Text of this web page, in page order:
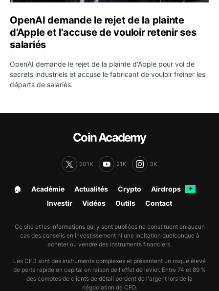
OpenAI demande le rejet de la plainte
d’Apple et l’accuse de vouloir retenir ses
salariés
OpenAI demande le rejet de la plainte d'Apple pour vol de
secrets industriels et accuse le fabricant de vouloir freiner les
départs de salariés.
Coin Academy
201K 21K 3K
🏠︎ Académie Actualités Crypto Airdrops ✦
Investir Vidéos Outils Contact
Ce site et les informations qui y sont publiées ne constituent en aucun
cas des conseils en investissement ni une incitation quelconque à
acheter ou vendre des instruments financiers.
Les CFD sont des instruments complexes et présentent un risque élevé
de perte rapide en capital en raison de l'effet de levier. Entre 74 et 89 %
des comptes de clients de détail perdent de l'argent lors de la
négociation de CFD.